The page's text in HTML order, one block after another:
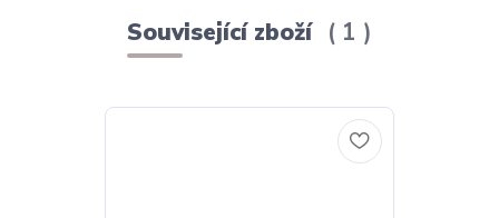
Související zboží 1